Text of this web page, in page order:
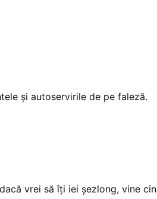
şi autoservirile de pe faleză.
vrei să îţi iei şezlong, vine